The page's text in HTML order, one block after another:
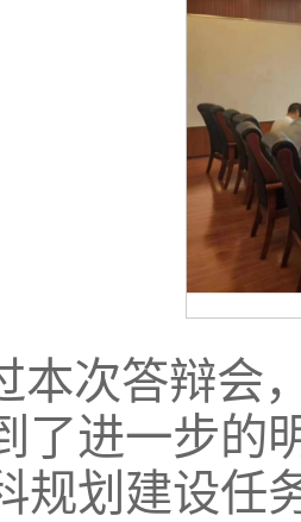
本次答辩会
了进一步的
规划建设任